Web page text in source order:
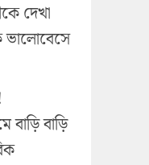
দেখা
ভালোবেসে
বাড়ি বাড়ি